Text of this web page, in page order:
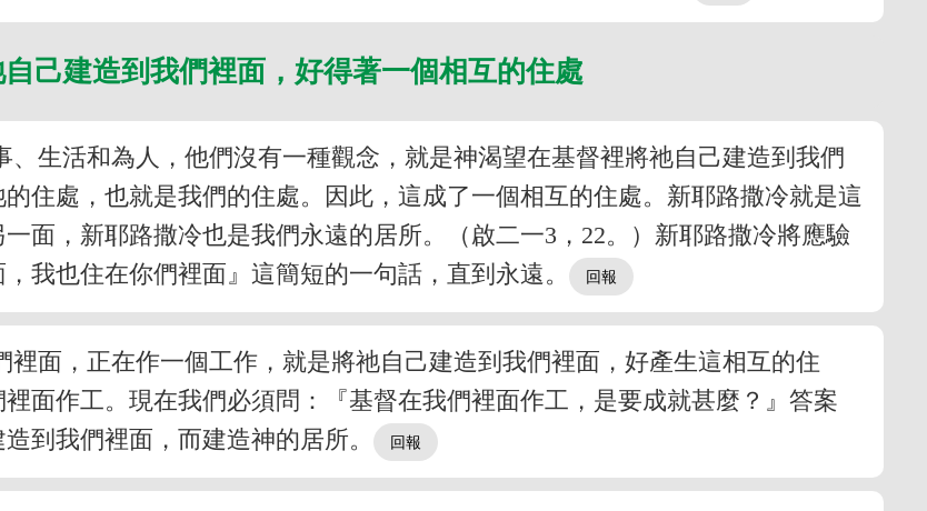
己建造到我們裡面，好得著一個相互的住處
生活和為人，他們沒有一種觀念，就是神渴望在基督裡將祂自己建造到我們
住處，也就是我們的住處。因此，這成了一個相互的住處。新耶路撒冷就是這
面，新耶路撒冷也是我們永遠的居所。（啟二一3，22。）新耶路撒冷將應驗
我也住在你們裡面』這簡短的一句話，直到永遠。
面，正在作一個工作，就是將祂自己建造到我們裡面，好產生這相互的住
面作工。現在我們必須問：『基督在我們裡面作工，是要成就甚麼？』答案
到我們裡面，而建造神的居所。